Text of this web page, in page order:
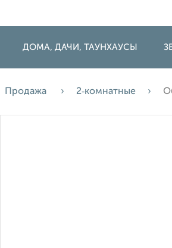
ДОМА, ДАЧИ, ТАУНХАУСЫ
Продажа 2‑комнатные